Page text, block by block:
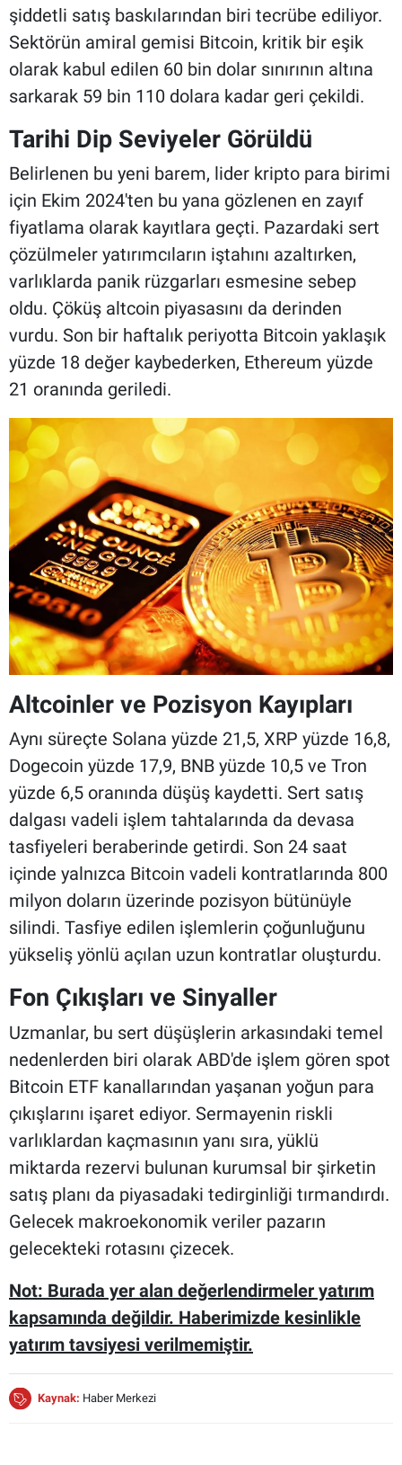
şiddetli satış baskılarından biri tecrübe ediliyor.
Sektörün amiral gemisi Bitcoin, kritik bir eşik
olarak kabul edilen 60 bin dolar sınırının altına
sarkarak 59 bin 110 dolara kadar geri çekildi.
Tarihi Dip Seviyeler Görüldü
Belirlenen bu yeni barem, lider kripto para birimi
için Ekim 2024'ten bu yana gözlenen en zayıf
fiyatlama olarak kayıtlara geçti. Pazardaki sert
çözülmeler yatırımcıların iştahını azaltırken,
varlıklarda panik rüzgarları esmesine sebep
oldu. Çöküş altcoin piyasasını da derinden
vurdu. Son bir haftalık periyotta Bitcoin yaklaşık
yüzde 18 değer kaybederken, Ethereum yüzde
21 oranında geriledi.
Altcoinler ve Pozisyon Kayıpları
Aynı süreçte Solana yüzde 21,5, XRP yüzde 16,8,
Dogecoin yüzde 17,9, BNB yüzde 10,5 ve Tron
yüzde 6,5 oranında düşüş kaydetti. Sert satış
dalgası vadeli işlem tahtalarında da devasa
tasfiyeleri beraberinde getirdi. Son 24 saat
içinde yalnızca Bitcoin vadeli kontratlarında 800
milyon doların üzerinde pozisyon bütünüyle
silindi. Tasfiye edilen işlemlerin çoğunluğunu
yükseliş yönlü açılan uzun kontratlar oluşturdu.
Fon Çıkışları ve Sinyaller
Uzmanlar, bu sert düşüşlerin arkasındaki temel
nedenlerden biri olarak ABD'de işlem gören spot
Bitcoin ETF kanallarından yaşanan yoğun para
çıkışlarını işaret ediyor. Sermayenin riskli
varlıklardan kaçmasının yanı sıra, yüklü
miktarda rezervi bulunan kurumsal bir şirketin
satış planı da piyasadaki tedirginliği tırmandırdı.
Gelecek makroekonomik veriler pazarın
gelecekteki rotasını çizecek.
Not: Burada yer alan değerlendirmeler yatırım
kapsamında değildir. Haberimizde kesinlikle
yatırım tavsiyesi verilmemiştir.
Kaynak: Haber Merkezi